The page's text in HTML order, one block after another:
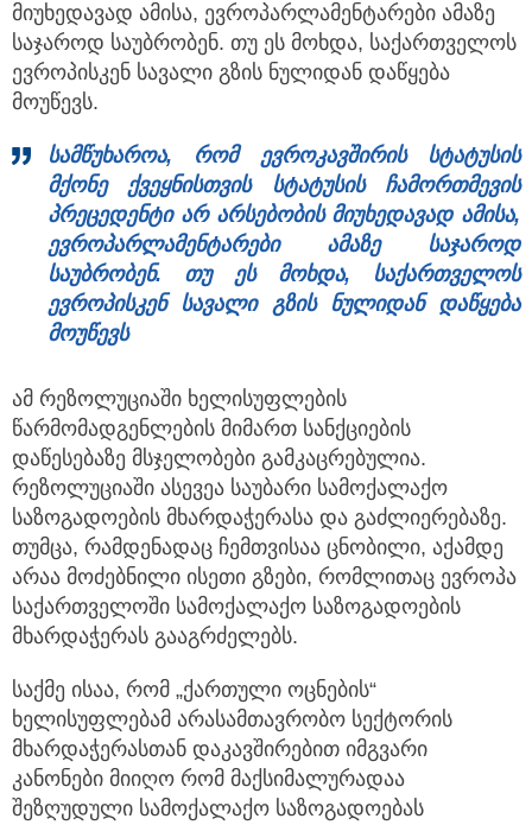
მიუხედავად ამისა, ევროპარლამენტარები ამაზე
საჯაროდ საუბრობენ. თუ ეს მოხდა, საქართველოს
ევროპისკენ სავალი გზის ნულიდან დაწყება
მოუწევს.
სამწუხაროა, რომ ევროკავშირის სტატუსის
მქონე ქვეყნისთვის სტატუსის ჩამორთმევის
პრეცედენტი არ არსებობის მიუხედავად ამისა,
ევროპარლამენტარები ამაზე საჯაროდ
საუბრობენ. თუ ეს მოხდა, საქართველოს
ევროპისკენ სავალი გზის ნულიდან დაწყება
მოუწევს
ამ რეზოლუციაში ხელისუფლების
წარმომადგენლების მიმართ სანქციების
დაწესებაზე მსჯელობები გამკაცრებულია.
რეზოლუციაში ასევეა საუბარი სამოქალაქო
საზოგადოების მხარდაჭერასა და გაძლიერებაზე.
თუმცა, რამდენადაც ჩემთვისაა ცნობილი, აქამდე
არაა მოძებნილი ისეთი გზები, რომლითაც ევროპა
საქართველოში სამოქალაქო საზოგადოების
მხარდაჭერას გააგრძელებს.
საქმე ისაა, რომ „ქართული ოცნების“
ხელისუფლებამ არასამთავრობო სექტორის
მხარდაჭერასთან დაკავშირებით იმგვარი
კანონები მიიღო რომ მაქსიმალურადაა
შეზღუდული სამოქალაქო საზოგადოებას